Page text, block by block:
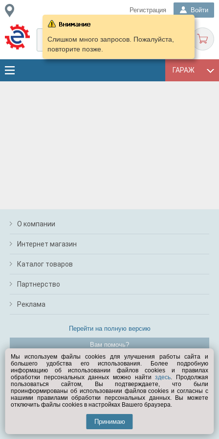
Регистрация Войти
ГАРАЖ
Слишком много запросов. Пожалуйста,
повторите позже.
О компании
Интернет магазин
Каталог товаров
Партнерство
Реклама
Перейти на полную версию
Вам помочь?
© Exist.ru 1998—2026
Мы используем файлы cookies для улучшения работы сайта и
большего удобства его использования. Более подробную
информацию об использовании файлов cookies и правилах
обработки персональных данных можно найтиздесь. Продолжая
пользоваться сайтом, Вы подтверждаете, что были
проинформированы об использовании файлов cookies и согласны с
нашими правилами обработки персональных данных. Вы можете
отключить файлы cookies в настройках Вашего браузера.
Принимаю